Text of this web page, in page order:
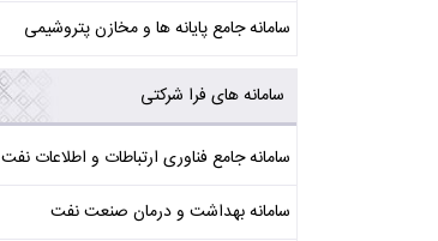
سامانه جامع پایانه ها و مخازن پتروشیمی
سامانه های فرا شرکتی
سامانه جامع فناوری ارتباطات و اطلاعات نفت
سامانه بهداشت و درمان صنعت نفت